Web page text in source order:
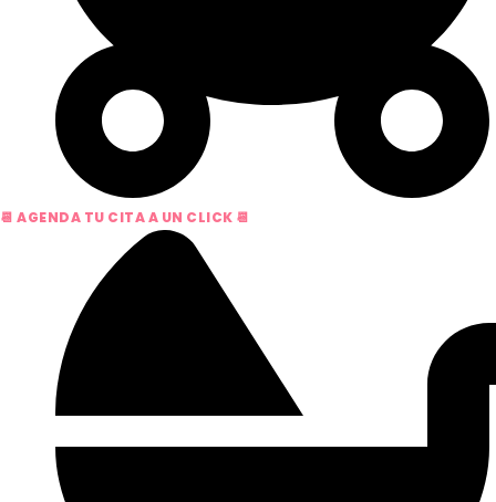
📆 AGENDA TU CITA A UN CLICK 📆